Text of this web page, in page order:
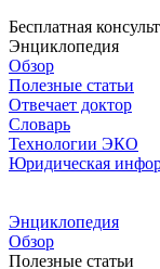
Бесплатная
Энциклопедия
Обзор
Полезные статьи
Отвечает доктор
Словарь
Технологии ЭКО
Юридическая
Энциклопедия
Обзор
Полезные статьи